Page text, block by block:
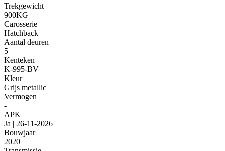
Trekgewicht
900KG
Carosserie
Hatchback
Aantal deuren
5
Kenteken
K-995-BV
Kleur
Grijs metallic
Vermogen
-
APK
Ja | 26-11-2026
Bouwjaar
2020